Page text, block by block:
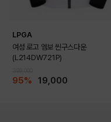
LPGA
여성 로고 엠보 씬구스다운
(L214DW721P)
95% 19,000